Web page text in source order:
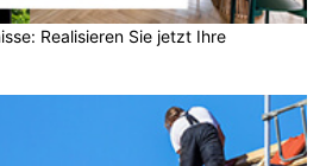
Realisieren Sie jetzt Ihre